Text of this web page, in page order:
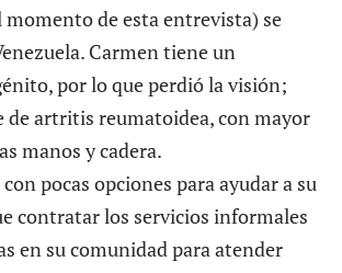
momento de esta entrevista) se
Carmen tiene un
por lo que perdió la visión;
de artritis reumatoidea, con mayor
manos y cadera.
pocas opciones para ayudar a su
contratar los servicios informales
en su comunidad para atender